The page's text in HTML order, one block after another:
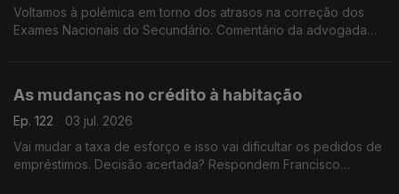
Voltamos à polémica em torno dos atrasos na correção dos
Exames Nacionais do Secundário. Comentário da advogada
As mudanças no crédito à habitação
Ep. 122
03 jul. 2026
Vai mudar a taxa de esforço e isso vai dificultar os pedidos de
empréstimos. Decisão acertada? Respondem Francisco